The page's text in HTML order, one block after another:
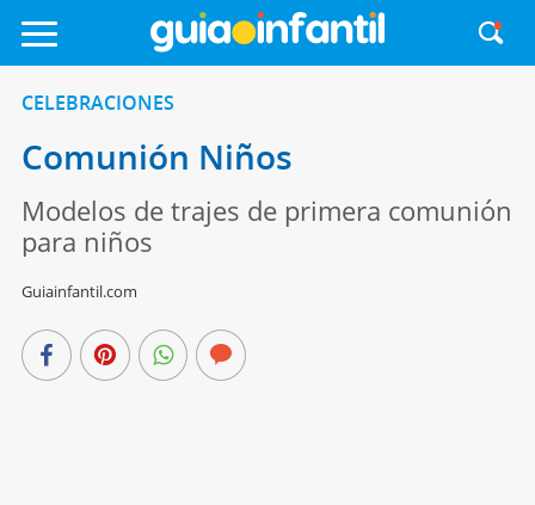
CELEBRACIONES
Comunión Niños
Modelos de trajes de primera comunión
para niños
Guiainfantil.com